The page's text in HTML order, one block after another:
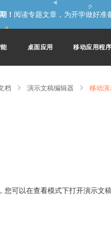
！ 阅读专题文章，为开学做好准
桌面应用 移动应用程序
档 演示文稿编辑器 移动
可以在查看模式下打开演示文